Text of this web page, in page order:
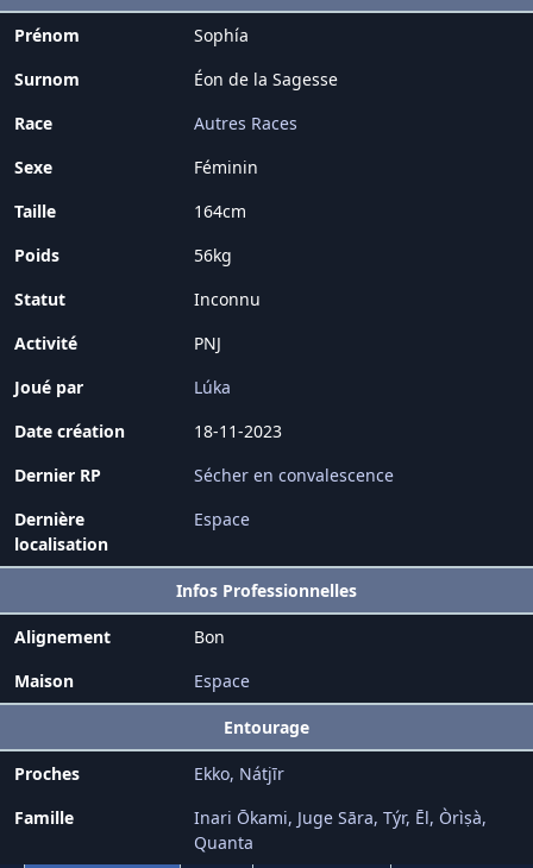
Prénom
Sophía
Surnom
Éon de la Sagesse
Race
Autres Races
Sexe
Féminin
Taille
164cm
Poids
56kg
Statut
Inconnu
Activité
PNJ
Joué par
Lúka
Date création
18-11-2023
Dernier RP
Sécher en convalescence
Dernière
localisation
Espace
Infos Professionnelles
Alignement
Bon
Maison
Espace
Entourage
Proches Ekko Nátjīr
Famille
Inari Ōkami Juge Sāra Týr Ēl Òrìṣà
Quanta